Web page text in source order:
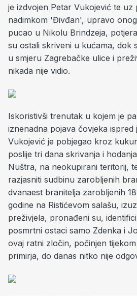
je izdvojen Petar Vukojević te uz
nadimkom 'Đivđan', upravo
pucao u Nikolu Brindzeja,
su ostali skriveni u kućama, dok
u smjeru Zagrebačke ulice i
nikada nije vidio.
Iskoristivši trenutak u kojem je
iznenadna pojava čovjeka ispred
Vukojević je pobjegao kroz
poslije tri dana skrivanja i
Nuštra, na neokupirani teritorij,
razjasniti sudbinu zarobljenih
dvanaest branitelja zarobljenih
godine na Ristićevom salašu,
preživjela, pronađeni su,
posmrtni ostaci samo Zdenka i
ovaj ratni zločin, počinjen
primirja, do danas nitko nije